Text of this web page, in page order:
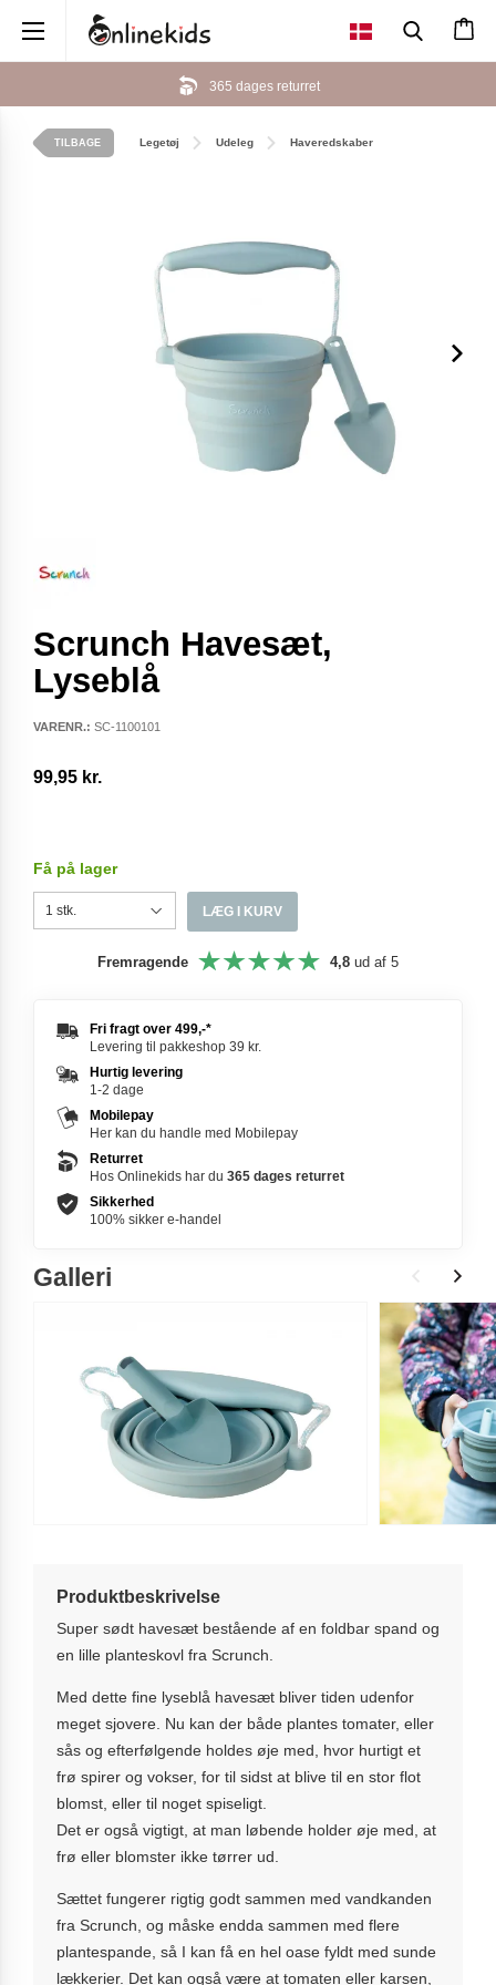
365 dages returret
TILBAGE Legetøj Udeleg Haveredskaber
Scrunch Havesæt,
Lyseblå
VARENR.: SC-1100101
99,95 kr.
Få på lager
LÆG I KURV
Fremragende 4,8 ud af 5
Fri fragt over 499,-*
Levering til pakkeshop 39 kr.
Hurtig levering
1-2 dage
Mobilepay
Her kan du handle med Mobilepay
Returret
Hos Onlinekids har du 365 dages returret
Sikkerhed
100% sikker e-handel
Galleri
Produktbeskrivelse
Super sødt havesæt bestående af en foldbar spand og
en lille planteskovl fra Scrunch.
Med dette fine lyseblå havesæt bliver tiden udenfor
meget sjovere. Nu kan der både plantes tomater, eller
sås og efterfølgende holdes øje med, hvor hurtigt et
frø spirer og vokser, for til sidst at blive til en stor flot
blomst, eller til noget spiseligt.
Det er også vigtigt, at man løbende holder øje med, at
frø eller blomster ikke tørrer ud.
Sættet fungerer rigtig godt sammen med vandkanden
fra Scrunch, og måske endda sammen med flere
plantespande, så I kan få en hel oase fyldt med sunde
lækkerier. Det kan også være at tomaten eller karsen,